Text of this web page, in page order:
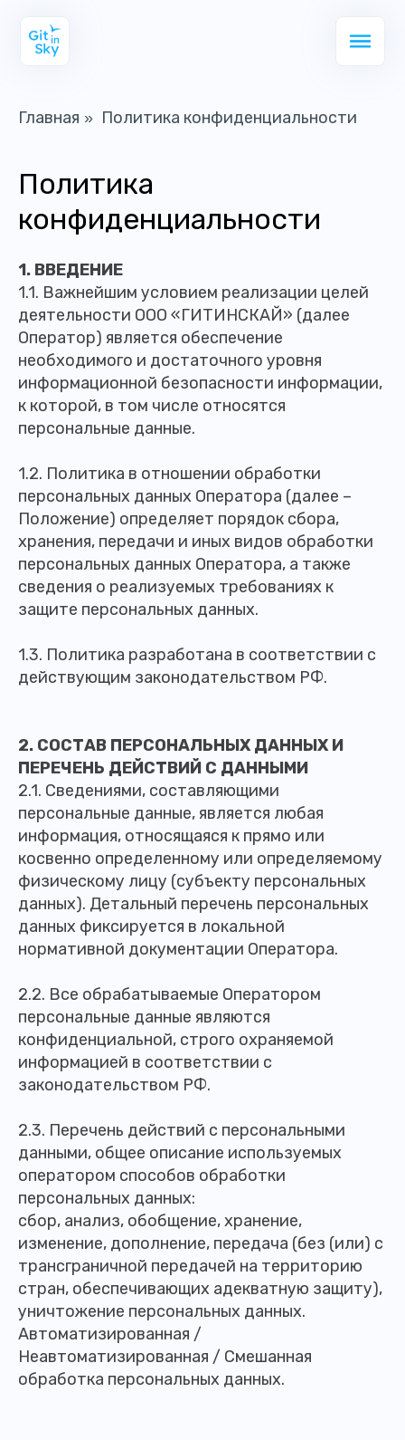
Главная » Политика конфиденциальности
Политика
конфиденциальности
1. ВВЕДЕНИЕ
1.1. Важнейшим условием реализации целей
деятельности ООО «ГИТИНСКАЙ» (далее
Оператор) является обеспечение
необходимого и достаточного уровня
информационной безопасности информации,
к которой, в том числе относятся
персональные данные.
1.2. Политика в отношении обработки
персональных данных Оператора (далее –
Положение) определяет порядок сбора,
хранения, передачи и иных видов обработки
персональных данных Оператора, а также
сведения о реализуемых требованиях к
защите персональных данных.
1.3. Политика разработана в соответствии с
действующим законодательством РФ.
2. СОСТАВ ПЕРСОНАЛЬНЫХ ДАННЫХ И
ПЕРЕЧЕНЬ ДЕЙСТВИЙ С ДАННЫМИ
2.1. Сведениями, составляющими
персональные данные, является любая
информация, относящаяся к прямо или
косвенно определенному или определяемому
физическому лицу (субъекту персональных
данных). Детальный перечень персональных
данных фиксируется в локальной
нормативной документации Оператора.
2.2. Все обрабатываемые Оператором
персональные данные являются
конфиденциальной, строго охраняемой
информацией в соответствии с
законодательством РФ.
2.3. Перечень действий с персональными
данными, общее описание используемых
оператором способов обработки
персональных данных:
сбор, анализ, обобщение, хранение,
изменение, дополнение, передача (без (или) с
трансграничной передачей на территорию
стран, обеспечивающих адекватную защиту),
уничтожение персональных данных.
Автоматизированная /
Неавтоматизированная / Смешанная
обработка персональных данных.